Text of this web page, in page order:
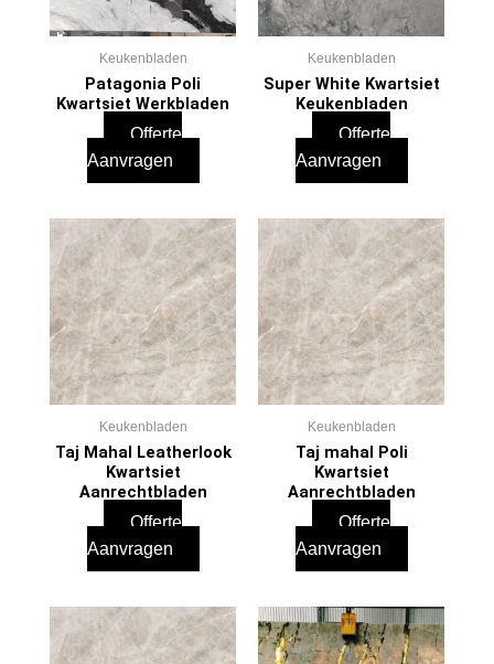
Keukenbladen
Patagonia Poli
Kwartsiet Werkbladen
Offerte
Aanvragen
Keukenbladen
Super White Kwartsiet
Keukenbladen
Offerte
Aanvragen
Keukenbladen
Taj Mahal Leatherlook
Kwartsiet
Aanrechtbladen
Offerte
Aanvragen
Keukenbladen
Taj mahal Poli
Kwartsiet
Aanrechtbladen
Offerte
Aanvragen